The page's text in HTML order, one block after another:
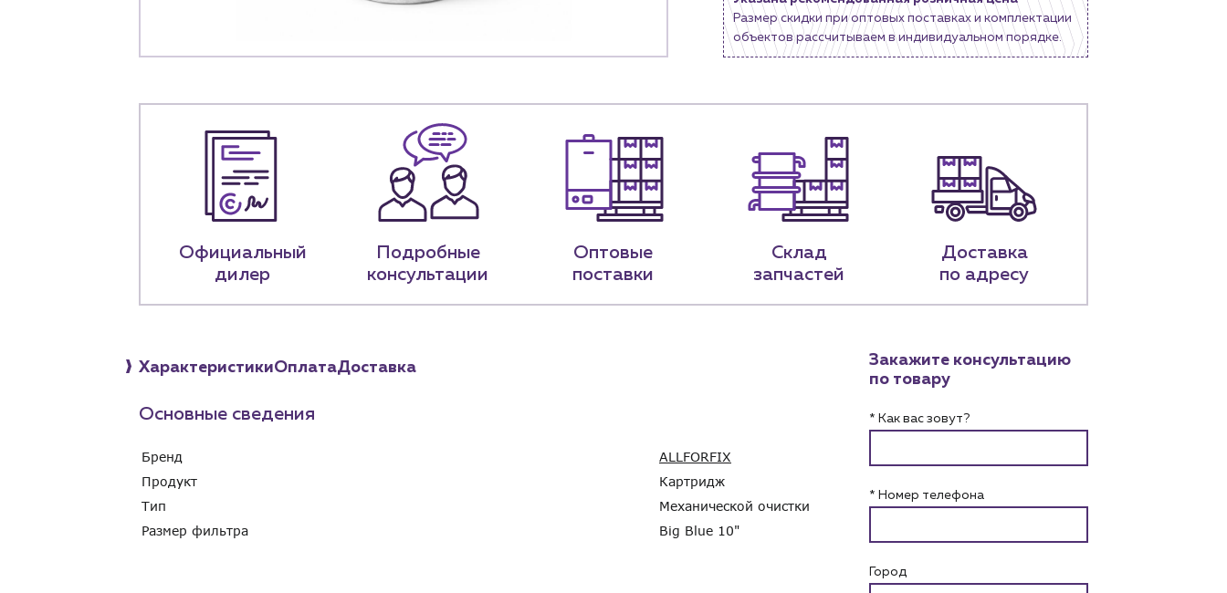
Размер скидки при оптовых поставках и комплектации
объектов рассчитываем в индивидуальном порядке.
Официальный
дилер
Подробные
консультации
Оптовые
поставки
Склад
запчастей
Доставка
по адресу
ХарактеристикиОплатаДоставка
Основные сведения
Бренд
ALLFORFIX
Продукт
Картридж
Тип
Механической очистки
Размер фильтра
Big Blue 10"
Закажите консультацию
по товару
* Как вас зовут?
* Номер телефона
Город